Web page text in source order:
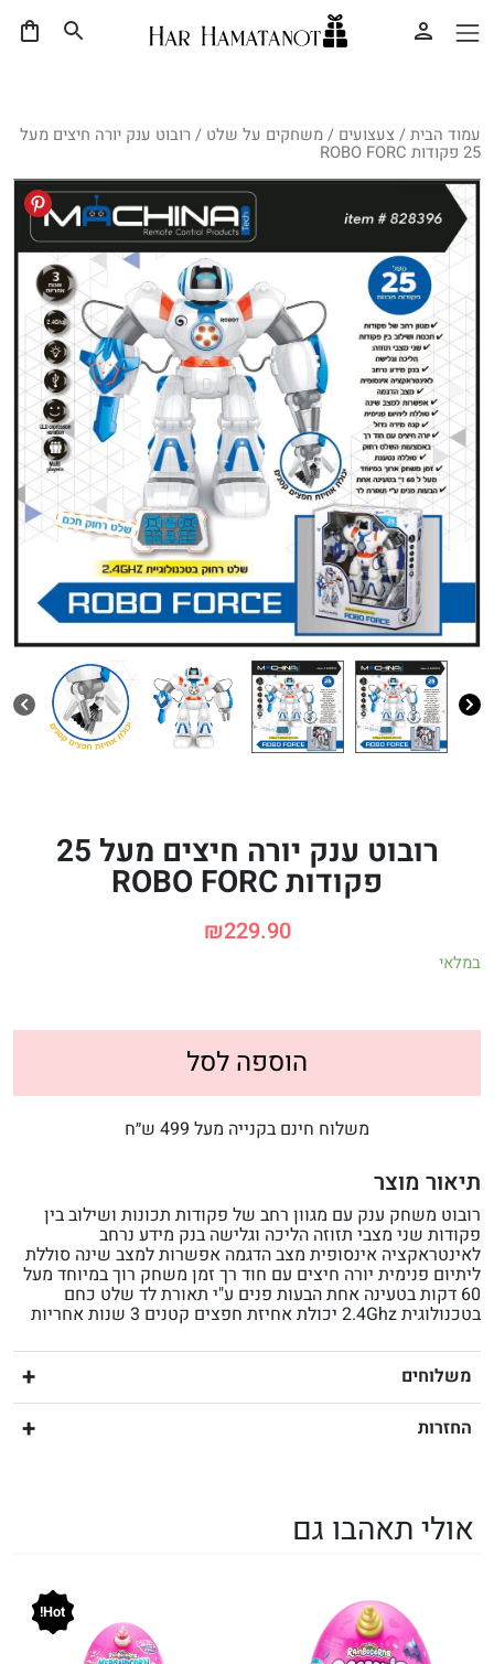
עמוד הבית/צעצועים /משחקים על שלט / רובוט ענק יורה חיצים מעל
25 פקודות ROBO FORC
רובוט ענק יורה חיצים מעל 25
פקודות ROBO FORC
₪229.90
במלאי
הוספה לסל
משלוח חינם בקנייה מעל 499 ש״ח
תיאור מוצר
רובוט משחק ענק עם מגוון רחב של פקודות תכונות ושילוב בין
פקודות שני מצבי תזוזה הליכה וגלישה בנק מידע נרחב
לאינטראקציה אינסופית מצב הדגמה אפשרות למצב שינה סוללת
ליתיום פנימית יורה חיצים עם חוד רך זמן משחק רוך במיוחד מעל
60 דקות בטעינה אחת הבעות פנים ע"י תאורת לד שלט כחם
בטכנולוגית 2.4Ghz יכולת אחיזת חפצים קטנים 3 שנות אחריות
משלוחים
החזרות
אולי תאהבו גם
Hot!